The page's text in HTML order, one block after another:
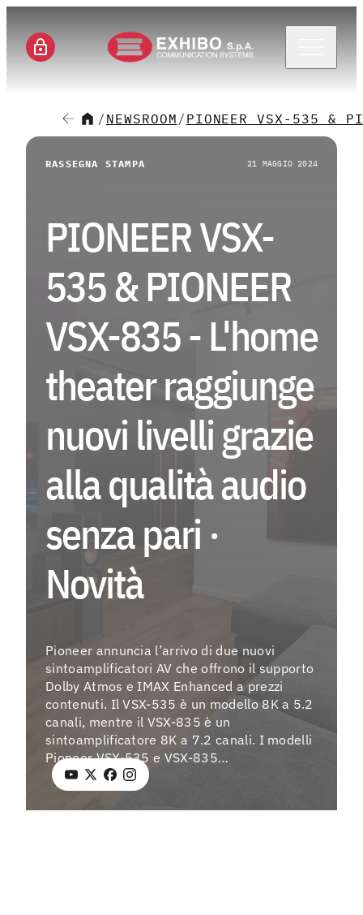
08
/ NEWSROOM / PIONEER VSX-535 &
RASSEGNA STAMPA 21 MAGGIO 2024
PIONEER VSX-
535 & PIONEER
VSX-835 - L'home
theater raggiunge
nuovi livelli grazie
alla qualità audio
senza pari ·
Novità
Pioneer annuncia l’arrivo di due nuovi
sintoamplificatori AV che offrono il supporto
Dolby Atmos e IMAX Enhanced a prezzi
contenuti. Il VSX-535 è un modello 8K a 5.2
canali, mentre il VSX-835 è un
sintoamplificatore 8K a 7.2 canali. I modelli
Pioneer VSX-535 e VSX-835…